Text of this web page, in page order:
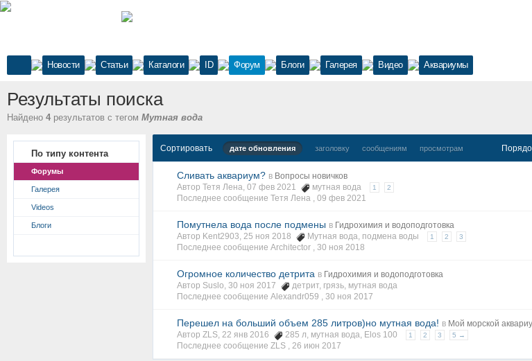
Новости Статьи Каталоги ID Форум Блоги Галерея Видео Аквариумы
Результаты поиска
Найдено 4 результатов с тегом Мутная вода
По типу контента
Форумы
Галерея
Videos
Блоги
Сортировать дате обновления заголовку сообщениям просмотрам
Сливать аквариум? в Вопросы новичков
Автор Тетя Лена, 07 фев 2021
мутная вода 1 2
Последнее сообщение Тетя Лена , 09 фев 2021
Помутнела вода после подмены в Гидрохимия и водоподготовка
Автор Kent2903, 25 ноя 2018
Мутная вода, подмена воды 1 2 3
Последнее сообщение Architector , 30 ноя 2018
Огромное количество детрита в Гидрохимия и водоподготовка
Автор Suslo, 30 ноя 2017
детрит, грязь, мутная вода
Последнее сообщение Alexandr059 , 30 ноя 2017
Перешел на больший объем 285 литров)но мутная вода! в Мой морской
Автор ZLS, 22 янв 2016
285 л, мутная вода, Elos 100 1 2 3 5 →
Последнее сообщение ZLS , 26 июн 2017